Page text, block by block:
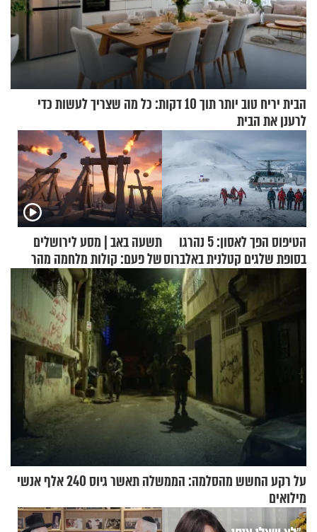
הבית יריח טוב יותר תוך 10 דקות: כל מה שצריך לעשות כדי
לרענן את הבית
הטיפוס הפך לאסון: 5 נהרגו
בסופת שלגים קטלנית באלברוס
תשעה באב | מסע לירושלים
של פעם: קולות מלחמה מהר
הזיתים
על רקע החשש מהסלמה: הממשלה תאשר גיוס 240 אלף אנשי
מילואים